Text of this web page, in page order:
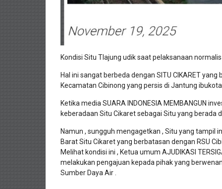
Kondisi Situ Tlajung udik saat pelaksanaan
Hal ini sangat berbeda dengan SITU CIKARET
Kecamatan Cibinong yang persis di Jantung
Ketika media SUARA INDONESIA MEMBANGUN
keberadaan Situ Cikaret sebagai Situ yang berada
Namun , sungguh mengagetkan , Situ yang tampil
Barat Situ Cikaret yang berbatasan dengan RSU
Melihat kondisi ini , Ketua umum AJUDIKASI
melakukan pengajuan kepada pihak yang
Sumber Daya Air .